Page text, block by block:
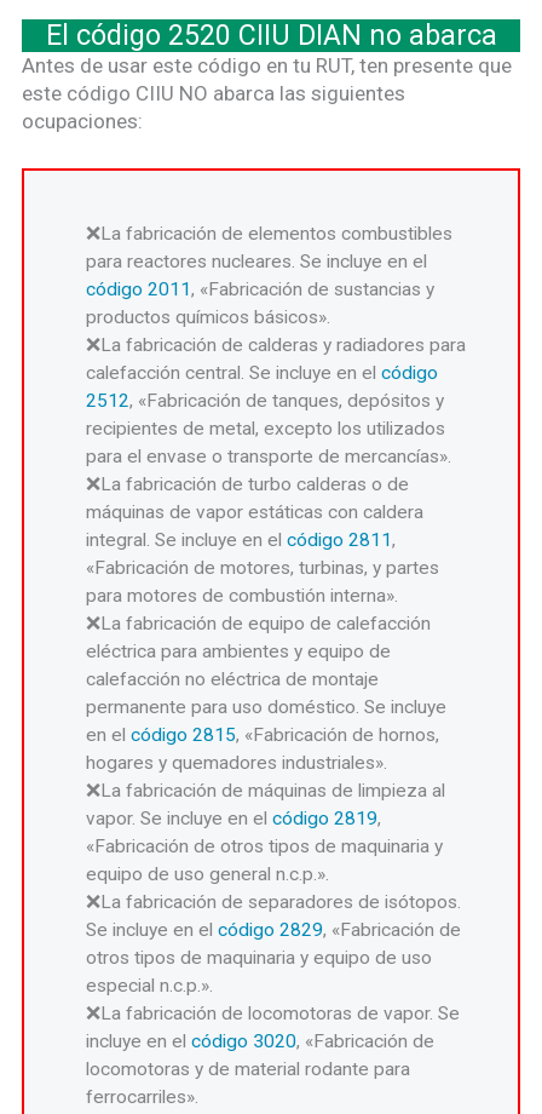
El código 2520 CIIU DIAN no abarca
Antes de usar este código en tu RUT, ten presente que
este código CIIU NO abarca las siguientes
ocupaciones:
La fabricación de elementos combustibles
para reactores nucleares. Se incluye en el
código 2011, «Fabricación de sustancias y
productos químicos básicos».
La fabricación de calderas y radiadores para
calefacción central. Se incluye en elcódigo
2512, «Fabricación de tanques, depósitos y
recipientes de metal, excepto los utilizados
para el envase o transporte de mercancías».
La fabricación de turbo calderas o de
máquinas de vapor estáticas con caldera
integral. Se incluye en elcódigo 2811,
«Fabricación de motores, turbinas, y partes
para motores de combustión interna».
La fabricación de equipo de calefacción
eléctrica para ambientes y equipo de
calefacción no eléctrica de montaje
permanente para uso doméstico. Se incluye
en elcódigo 2815, «Fabricación de hornos,
hogares y quemadores industriales».
La fabricación de máquinas de limpieza al
vapor. Se incluye en elcódigo 2819,
«Fabricación de otros tipos de maquinaria y
equipo de uso general n.c.p.».
La fabricación de separadores de isótopos.
Se incluye en elcódigo 2829, «Fabricación de
otros tipos de maquinaria y equipo de uso
especial n.c.p.».
La fabricación de locomotoras de vapor. Se
incluye en elcódigo 3020, «Fabricación de
locomotoras y de material rodante para
ferrocarriles».